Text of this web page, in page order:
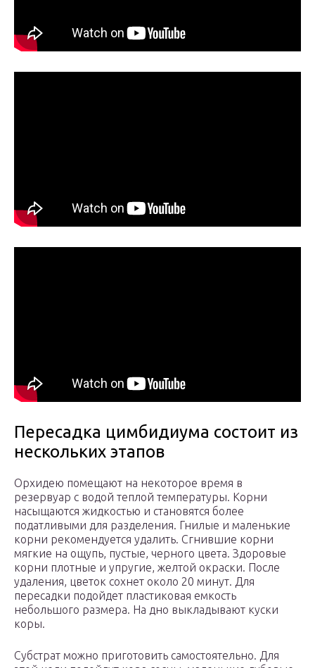
Пересадка цимбидиума состоит из
нескольких этапов
Орхидею помещают на некоторое время в
резервуар с водой теплой температуры. Корни
насыщаются жидкостью и становятся более
податливыми для разделения. Гнилые и маленькие
корни рекомендуется удалить. Сгнившие корни
мягкие на ощупь, пустые, черного цвета. Здоровые
корни плотные и упругие, желтой окраски. После
удаления, цветок сохнет около 20 минут. Для
пересадки подойдет пластиковая емкость
небольшого размера. На дно выкладывают куски
коры.
Субстрат можно приготовить самостоятельно. Для